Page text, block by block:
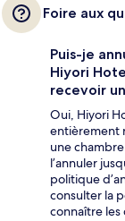
Foire aux
Puis-je
Hiyori
recevoir
Oui, Hiyori
entièrement
une
l’annuler
politique
consulter la
connaître